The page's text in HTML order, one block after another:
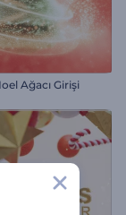
Ağacı Girişi